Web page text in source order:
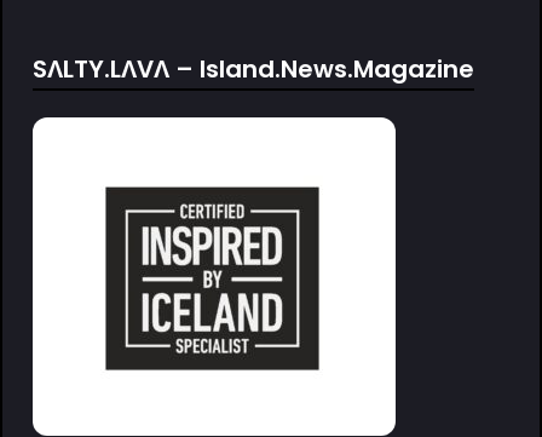
SΛLTY.LΛVΛ – Island.News.Magazine